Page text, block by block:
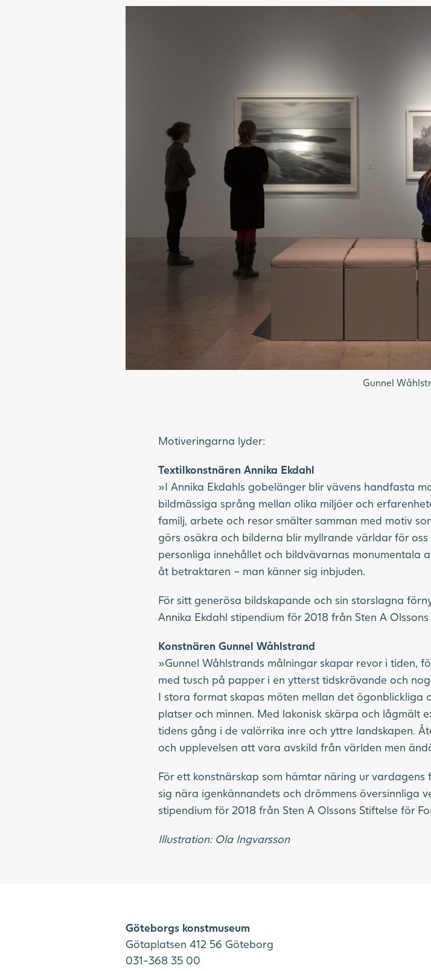
Gunnel
Motiveringarna lyder:
Textilkonstnären Annika Ekdahl
»I Annika Ekdahls gobelänger blir vävens handfasta
bildmässiga språng mellan olika miljöer och
familj, arbete och resor smälter samman med motiv
görs osäkra och bilderna blir myllrande världar för
personliga innehållet och bildvävarnas monumentala
åt betraktaren – man känner sig inbjuden.
För sitt generösa bildskapande och sin storslagna
Annika Ekdahl stipendium för 2018 från Sten A
Konstnären Gunnel Wåhlstrand
»Gunnel Wåhlstrands målningar skapar revor i tiden,
med tusch på papper i en ytterst tidskrävande och
I stora format skapas möten mellan det ögonblickliga
platser och minnen. Med lakonisk skärpa och lågmält
tidens gång i de valörrika inre och yttre landskapen.
och upplevelsen att vara avskild från världen men
För ett konstnärskap som hämtar näring ur
sig nära igenkännandets och drömmens översinnliga
stipendium för 2018 från Sten A Olssons Stiftelse för
Illustration: Ola Ingvarsson
Göteborgs konstmuseum
Götaplatsen 412 56 Göteborg
031-368 35 00